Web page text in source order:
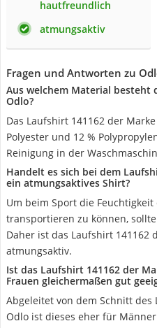
hautfreundlich
atmungsaktiv
Fragen und Antworten zu
Aus welchem Material besteht
Odlo?
Das Laufshirt 141162 der
Polyester und 12 %
Reinigung in der
Handelt es sich bei dem
ein atmungsaktives Shirt?
Um beim Sport die
transportieren zu können,
Daher ist das Laufshirt 141162
atmungsaktiv.
Ist das Laufshirt 141162 der
Frauen gleichermaßen gut
Abgeleitet von dem Schnitt des
Odlo ist dieses eher für